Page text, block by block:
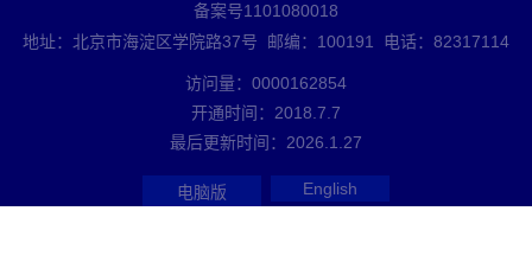
备案号1101080018
地址：北京市海淀区学院路37号 邮编：100191 电话：82317114
访问量： 0000162854
开通时间： 2018 7 7
最后更新时间： 2026 1 27
电脑版 English